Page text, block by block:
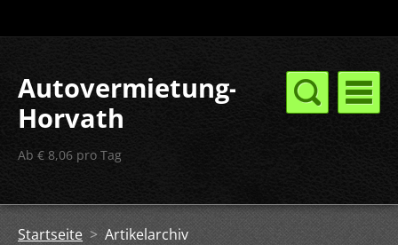
Autovermietung-
Horvath
Ab € 8,06 pro Tag
Startseite > Artikelarchiv